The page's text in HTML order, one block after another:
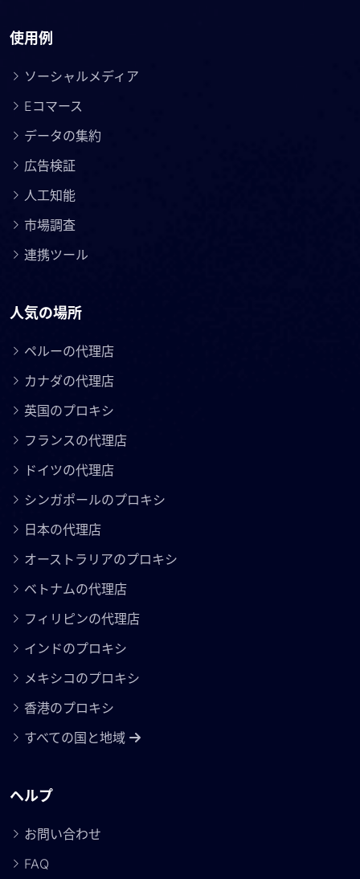
使用例
ソーシャルメディア
Eコマース
データの集約
広告検証
人工知能
市場調査
連携ツール
人気の場所
ペルーの代理店
カナダの代理店
英国のプロキシ
フランスの代理店
ドイツの代理店
シンガポールのプロキシ
日本の代理店
オーストラリアのプロキシ
ベトナムの代理店
フィリピンの代理店
インドのプロキシ
メキシコのプロキシ
香港のプロキシ
すべての国と地域
ヘルプ
お問い合わせ
FAQ